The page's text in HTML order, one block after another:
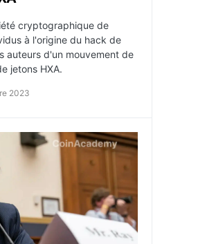
cryptographique de
à l'origine du hack de
auteurs d'un mouvement de
jetons HXA.
2023
sa sentence
plan de réorganisation alors que